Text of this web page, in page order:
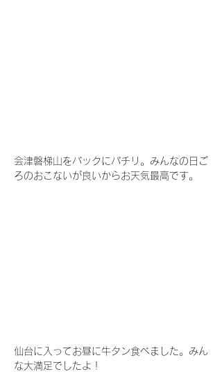
会津磐梯山をバックにパチリ。みんなの日ご
ろのおこないが良いからお天気最高です。
仙台に入ってお昼に牛タン食べました。みん
な大満足でしたよ！